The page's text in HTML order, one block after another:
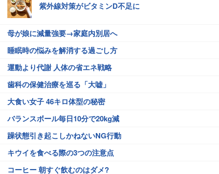
紫外線対策がビタミンD不足に
母が娘に減量強要→家庭内別居へ
睡眠時の悩みを解消する過ごし方
運動より代謝 人体の省エネ戦略
歯科の保健治療を巡る「大嘘」
大食い女子 46キロ体型の秘密
バランスボール毎日10分で20kg減
躁状態引き起こしかねないNG行動
キウイを食べる際の3つの注意点
コーヒー 朝すぐ飲むのはダメ?